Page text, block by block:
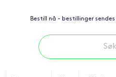
Bestill nå - bestillinger sendes